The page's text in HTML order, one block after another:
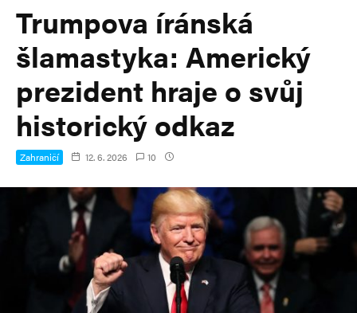
Trumpova íránská
šlamastyka: Americký
prezident hraje o svůj
historický odkaz
Zahraničí 12. 6. 2026 10